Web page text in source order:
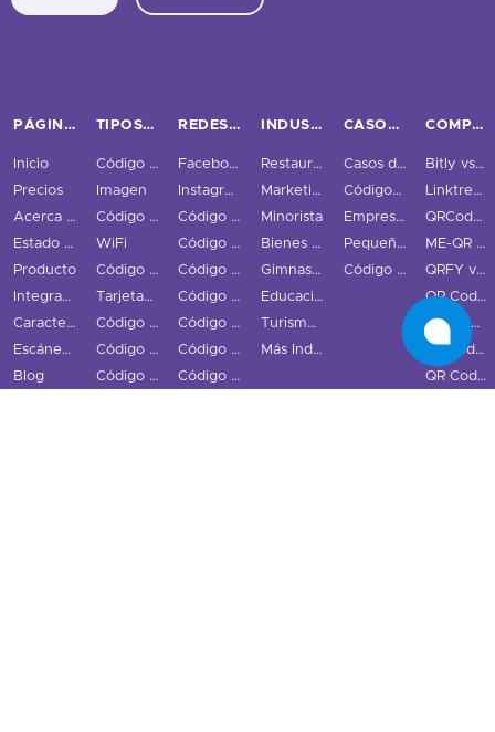
PÁGINAS PRINCIPALES
Inicio
Precios
Acerca de nosotros
Estado de los códigos QR
Producto
Integraciones
Características
Escáner de Código QR
Blog
TIPOS DE CÓDIGOS QR
Código QR URL
Imagen
Código QR PDF
WiFi
Código QR vCard
Tarjetas de Visita Digitales
Código QR Email
Código QR Teléfono
Código QR SMS
REDES SOCIALES
Facebook
Instagram
Código QR Twitter
Código QR LinkedIn
Código QR Snapchat
Código QR TikTok
Código QR YouTube
Código QR Spotify
Código QR Redes Sociales
INDUSTRIAS
Restaurantes
Marketing
Minorista
Bienes Raíces
Gimnasios
Educación
Turismo y Ciudad
Más Industrias
CASOS DE USO Y NEGOCIOS
Casos de uso
Códigos QR Rastreados
Empresas
Pequeñas y medianas empresas
Código QR GS1 Digital Link
COMPARAR
Bitly vs QRStuff
Linktree vs QRStuff
QRCodeChimp vs QRStuff
ME-QR vs QRStuff
QRFY vs QRStuff
QR Code Monkey vs QRStuff
QR Tiger vs QRStuff
Uniqode vs QRStuff
QR Code Generator vs QRStuff